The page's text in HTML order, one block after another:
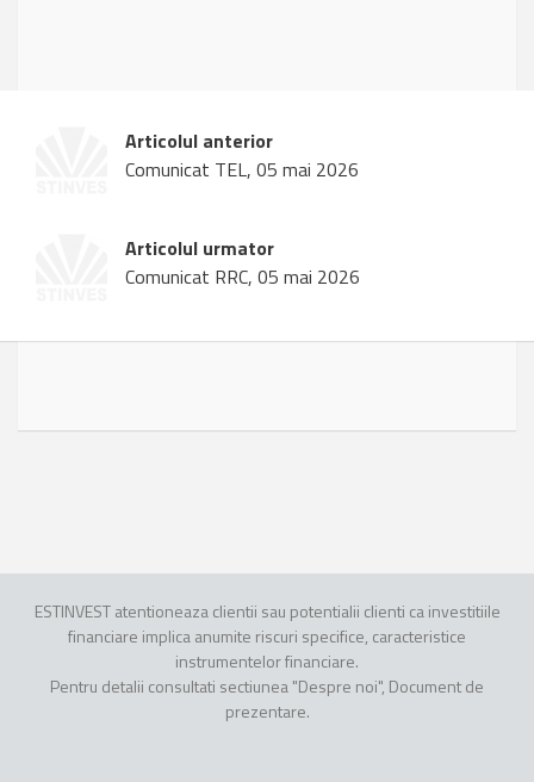
Articolul anterior
Comunicat TEL, 05 mai 2026
Articolul urmator
Comunicat RRC, 05 mai 2026
ESTINVEST atentioneaza clientii sau potentialii clienti ca investitiile
financiare implica anumite riscuri specifice, caracteristice
instrumentelor financiare.
Pentru detalii consultati sectiunea "Despre noi", Document de
prezentare.